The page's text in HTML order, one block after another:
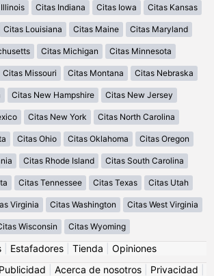
Citas Indiana Citas Iowa Citas Kansas
Citas Louisiana Citas Maine Citas Maryland
Citas Michigan Citas Minnesota
Citas Missouri Citas Montana Citas Nebraska
Citas New Hampshire Citas New Jersey
Citas New York Citas North Carolina
Citas Ohio Citas Oklahoma Citas Oregon
Citas Rhode Island Citas South Carolina
Citas Tennessee Citas Texas Citas Utah
Virginia Citas Washington Citas West Virginia
Wisconsin Citas Wyoming
Estafadores Tienda
Opiniones
Publicidad Acerca de nosotros Privacidad